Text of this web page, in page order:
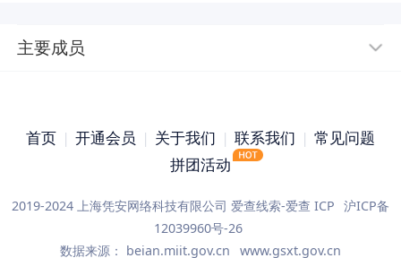
主要成员
首页 | 开通会员 | 关于我们 | 联系我们 | 常见问题
拼团活动
2019-2024 上海凭安网络科技有限公司 爱查线索-爱查 ICP 沪ICP备
12039960号-26
数据来源： beian.miit.gov.cn www.gsxt.gov.cn